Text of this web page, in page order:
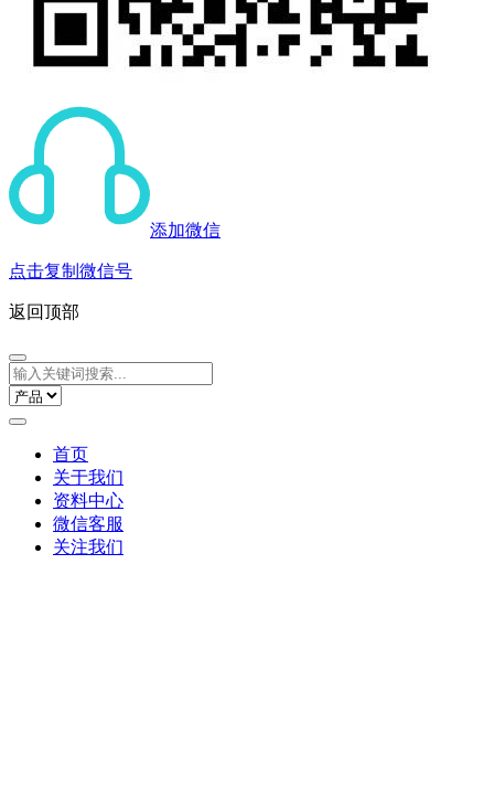
添加微信
点击复制微信号
返回顶部
首页
关于我们
资料中心
微信客服
关注我们